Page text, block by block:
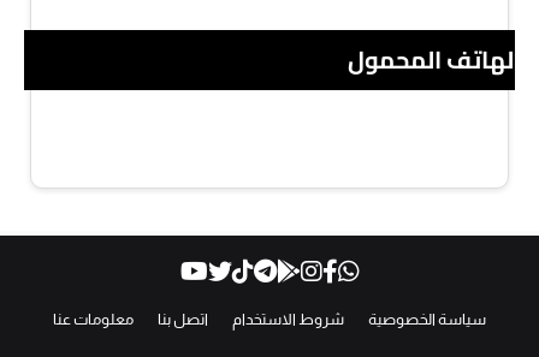
الهاتف المحمول
سياسة الخصوصية شروط الاستخدام اتصل بنا معلومات عنا